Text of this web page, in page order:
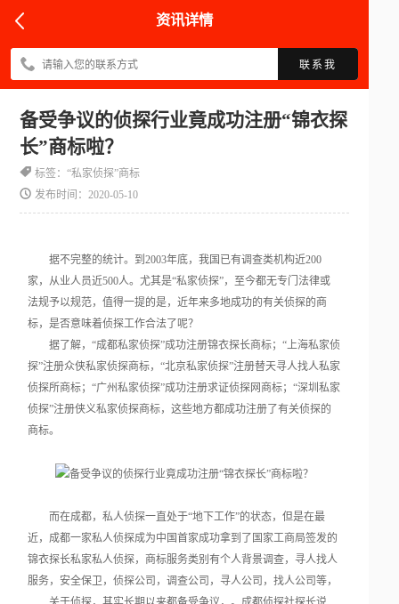
资讯详情
联系我
备受争议的侦探行业竟成功注册“锦衣探
长”商标啦？
标签：“私家侦探”商标
发布时间：2020-05-10
据不完整的统计。到2003年底，我国已有调查类机构近200
家，从业人员近500人。尤其是“私家侦探”，至今都无专门法律或
法规予以规范，值得一提的是，近年来多地成功的有关侦探的商
标，是否意味着侦探工作合法了呢？
据了解，“成都私家侦探”成功注册锦衣探长商标；“上海私家侦
探”注册众侠私家侦探商标，“北京私家侦探”注册替天寻人找人私家
侦探所商标；“广州私家侦探”成功注册求证侦探网商标；“深圳私家
侦探”注册侠义私家侦探商标，这些地方都成功注册了有关侦探的
商标。
而在成都，私人侦探一直处于“地下工作”的状态，但是在最
近，成都一家私人侦探成为中国首家成功拿到了国家工商局签发的
锦衣探长私家私人侦探，商标服务类别有个人背景调查，寻人找人
服务，安全保卫，侦探公司，调查公司，寻人公司，找人公司等，